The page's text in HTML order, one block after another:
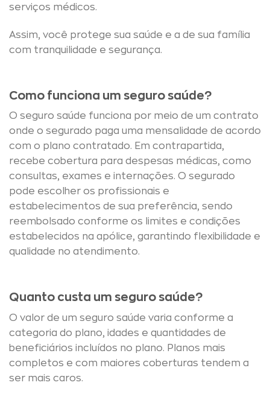
serviços médicos.
Assim, você protege sua saúde e a de sua família
com tranquilidade e segurança.
Como funciona um seguro saúde?
O seguro saúde funciona por meio de um contrato
onde o segurado paga uma mensalidade de acordo
com o plano contratado. Em contrapartida,
recebe cobertura para despesas médicas, como
consultas, exames e internações. O segurado
pode escolher os profissionais e
estabelecimentos de sua preferência, sendo
reembolsado conforme os limites e condições
estabelecidos na apólice, garantindo flexibilidade e
qualidade no atendimento.
Quanto custa um seguro saúde?
O valor de um seguro saúde varia conforme a
categoria do plano, idades e quantidades de
beneficiários incluídos no plano. Planos mais
completos e com maiores coberturas tendem a
ser mais caros.